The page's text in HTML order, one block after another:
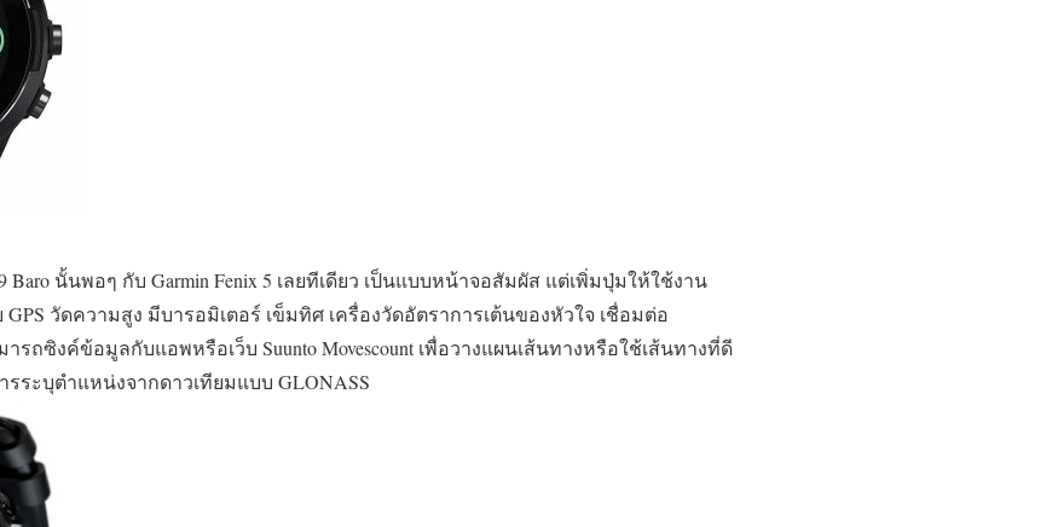
นั้นพอๆ กับ Garmin Fenix 5 เลยทีเดียว เป็นแบบหน้าจอสัมผัส แต่เพิ่มปุ่มให้ใช้งาน
วัดความสูง มีบารอมิเตอร์ เข็มทิศ เครื่องวัดอัตราการเต้นของหัวใจ เชื่อมต่อ
รถซิงค์ข้อมูลกับแอพหรือเว็บ Suunto Movescount เพื่อวางแผนเส้นทางหรือใช้เส้นทางที่ดี
ระบุตำแหน่งจากดาวเทียมแบบ GLONASS